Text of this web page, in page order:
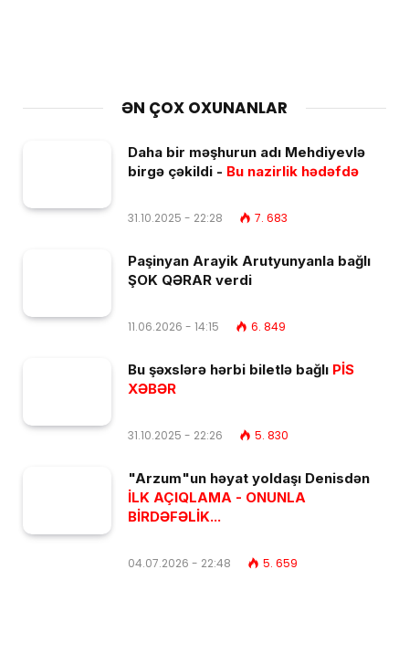
ƏN ÇOX OXUNANLAR
Daha bir məşhurun adı Mehdiyevlə
birgə çəkildi - Bu nazirlik hədəfdə
31.10.2025 - 22:28 7. 683
Paşinyan Arayik Arutyunyanla bağlı
ŞOK QƏRAR verdi
11.06.2026 - 14:15 6. 849
Bu şəxslərə hərbi biletlə bağlı PİS
XƏBƏR
31.10.2025 - 22:26 5. 830
"Arzum"un həyat yoldaşı Denisdən
İLK AÇIQLAMA - ONUNLA
BİRDƏFƏLİK...
04.07.2026 - 22:48 5. 659